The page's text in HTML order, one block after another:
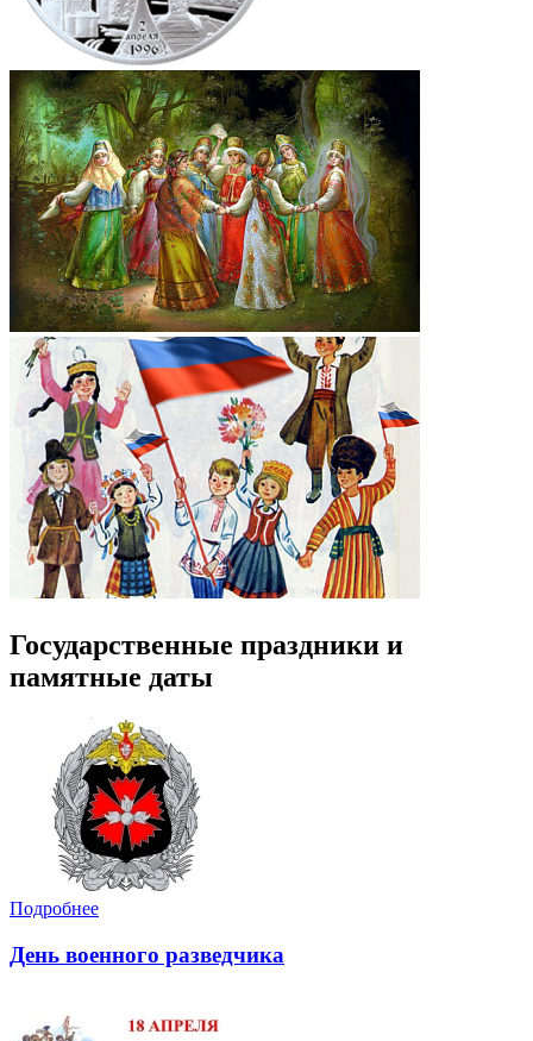
Государственные праздники и
памятные даты
Подробнее
День военного разведчика